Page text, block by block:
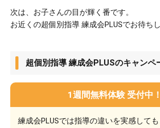
次は、お子さんの目が輝く番です。
お近くの超個別指導 練成会PLUSでお待ち
超個別指導 練成会PLUSのキャンペ
1週間無料体験 受付中！
練成会PLUSでは指導の違いを実感して